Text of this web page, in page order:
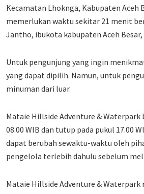
Kecamatan Lhoknga, Kabupaten Aceh
memerlukan waktu sekitar 21 menit
Jantho, ibukota kabupaten Aceh
Untuk pengunjung yang ingin
yang dapat dipilih. Namun, untuk
minuman dari luar.
Mataie Hillside Adventure &
08.00 WIB dan tutup pada pukul 17.00
dapat berubah sewaktu-waktu oleh
pengelola terlebih dahulu sebelum
Mataie Hillside Adventure & Waterpark